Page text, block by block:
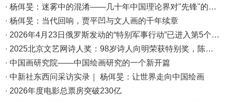
· 杨佴旻：迷雾中的混淆——几十年中国理论界对"先锋"的误读，对创作的误导
· 杨佴旻：当代回响，贾平凹与文人画的千年续章
· 2026年4月23日俄罗斯发动的“特别军事行动”已进入第5个年头，俄乌局势最新综述
· 2025北京文艺网诗人奖：98岁诗人向明荣获特别奖，陈东东荣获诗人奖，茱萸荣获年度诗人奖！
· 中国画研究院——中国绘画研究的一个新开篇
· 中新社东西问采访实录｜ 杨佴旻：让世界走向中国绘画
· 2026年度电影总票房突破230亿